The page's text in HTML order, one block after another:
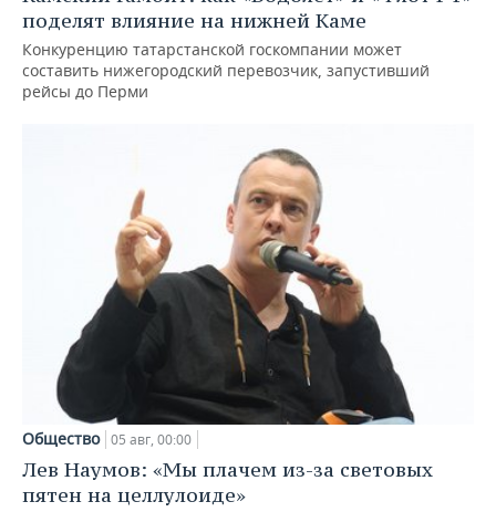
поделят влияние на нижней Каме
Конкуренцию татарстанской госкомпании может
составить нижегородский перевозчик, запустивший
рейсы до Перми
Общество 05 авг, 00:00
Лев Наумов: «Мы плачем из-за световых
пятен на целлулоиде»